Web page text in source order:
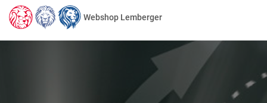
Webshop Lemberger